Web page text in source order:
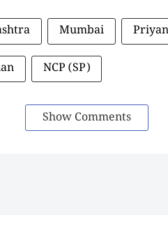
Mumbai
NCP (SP)
Show Comments